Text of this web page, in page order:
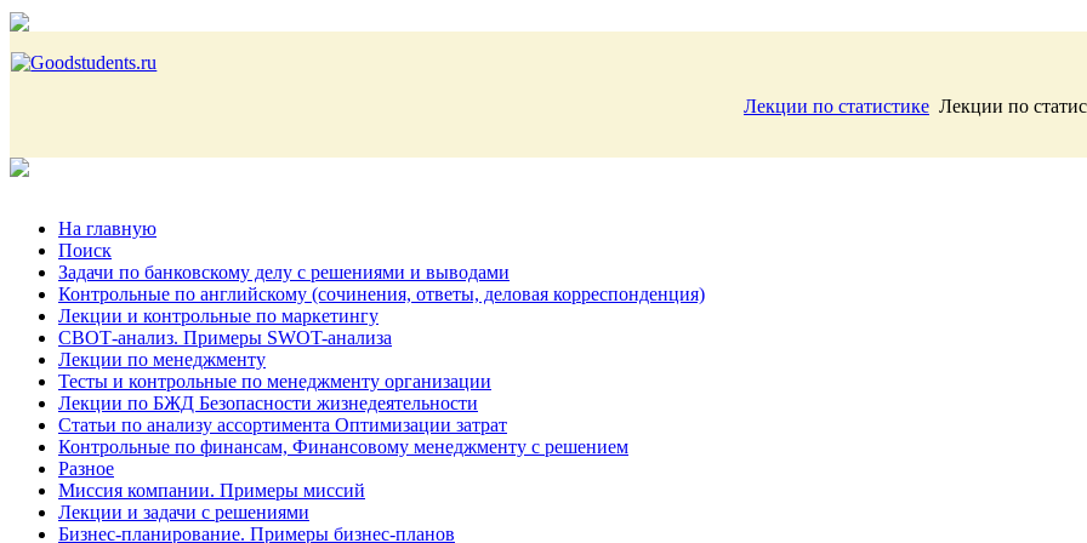
Лекции по статистике Лекции по
На главную
Поиск
Задачи по банковскому делу с решениями и выводами
Контрольные по английскому (сочинения, ответы, деловая корреспонденция)
Лекции и контрольные по маркетингу
СВОТ-анализ. Примеры SWOT-анализа
Лекции по менеджменту
Тесты и контрольные по менеджменту организации
Лекции по БЖД Безопасности жизнедеятельности
Статьи по анализу ассортимента Оптимизации затрат
Контрольные по финансам, Финансовому менеджменту с решением
Разное
Миссия компании. Примеры миссий
Лекции и задачи с решениями
Бизнес-планирование. Примеры бизнес-планов